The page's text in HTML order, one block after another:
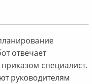
отвечает
специалист.
руководителям